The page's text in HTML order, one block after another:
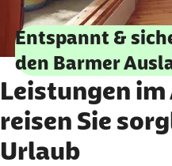
Entspannt &
den Barmer
Leistungen im
reisen Sie
Urlaub